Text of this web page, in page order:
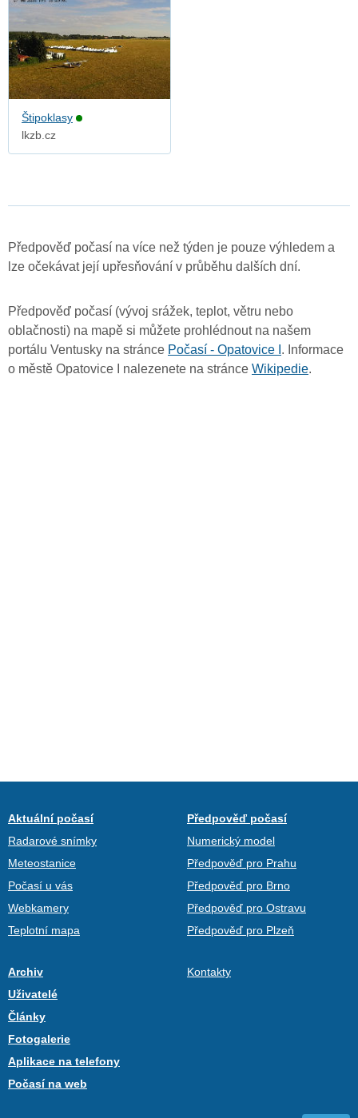
Štipoklasy
lkzb.cz
Předpověď počasí na více než týden je pouze výhledem a
lze očekávat její upřesňování v průběhu dalších dní.
Předpověď počasí (vývoj srážek, teplot, větru nebo
oblačnosti) na mapě si můžete prohlédnout na našem
portálu Ventusky na stránce Počasí - Opatovice I . Informace
o městě Opatovice I nalezenete na stránce Wikipedie.
Aktuální počasí
Radarové snímky
Meteostanice
Počasí u vás
Webkamery
Teplotní mapa
Předpověď počasí
Numerický model
Předpověď pro Prahu
Předpověď pro Brno
Předpověď pro Ostravu
Předpověď pro Plzeň
Archiv
Uživatelé
Články
Fotogalerie
Aplikace na telefony
Počasí na web
Kontakty